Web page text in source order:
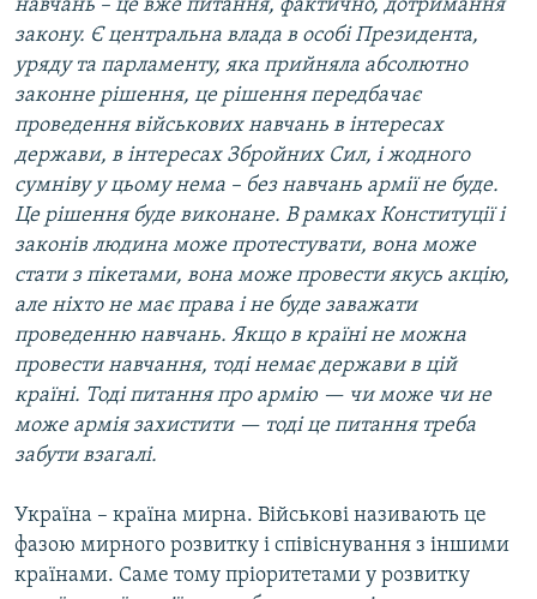
навчань – це вже питання, фактично, дотримання
закону. Є центральна влада в особі Президента,
уряду та парламенту, яка прийняла абсолютно
законне рішення, це рішення передбачає
проведення військових навчань в інтересах
держави, в інтересах Збройних Сил, і жодного
сумніву у цьому нема – без навчань армії не буде.
Це рішення буде виконане. В рамках Конституції і
законів людина може протестувати, вона може
стати з пікетами, вона може провести якусь акцію,
але ніхто не має права і не буде заважати
проведенню навчань. Якщо в країні не можна
провести навчання, тоді немає держави в цій
країні. Тоді питання про армію — чи може чи не
може армія захистити — тоді це питання треба
забути взагалі.
Україна – країна мирна. Військові називають це
фазою мирного розвитку і співіснування з іншими
країнами. Саме тому пріоритетами у розвитку